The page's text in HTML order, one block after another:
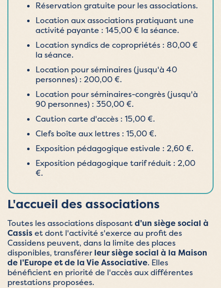
Réservation gratuite pour les associations.
Location aux associations pratiquant une
activité payante : 145,00 € la séance.
Location syndics de copropriétés : 80,00 €
la séance.
Location pour séminaires (jusqu'à 40
personnes) : 200,00 €.
Location pour séminaires-congrès (jusqu'à
90 personnes) : 350,00 €.
Caution carte d'accès : 15,00 €.
Clefs boîte aux lettres : 15,00 €.
Exposition pédagogique estivale : 2,60 €.
Exposition pédagogique tarif réduit : 2,00
€.
L'accueil des associations
Toutes les associations disposantd'un siège social à
Cassiset dont l'activité s'exerce au profit des
Cassidens peuvent, dans la limite des places
disponibles, transférer leur siège social à la Maison
de l'Europe et de la Vie Associative. Elles
bénéficient en priorité de l'accès aux différentes
prestations proposées.